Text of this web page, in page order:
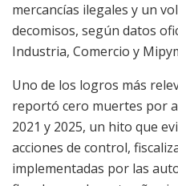
mercancías ilegales y un
decomisos, según datos
Industria, Comercio y
Uno de los logros más
reportó cero muertes por
2021 y 2025, un hito que
acciones de control,
implementadas por las